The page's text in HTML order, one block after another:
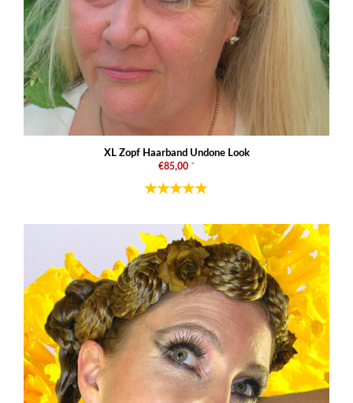
XL Zopf Haarband Undone Look
€85,00 *